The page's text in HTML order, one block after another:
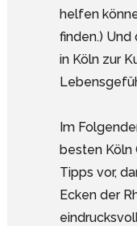
helfen
finden.) Und
in Köln zur
Im
besten Köln
Tipps vor,
Ecken der